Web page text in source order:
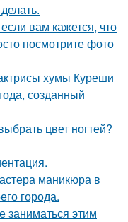
вам кажется, что
посмотрите фото
хумы Куреши
созданный
цвет ногтей?
маникюра в
города.
заниматься этим